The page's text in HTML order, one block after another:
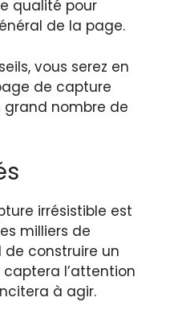
qualité pour
de la page.
vous serez en
de capture
grand nombre de
irrésistible est
milliers de
de construire un
captera l’attention
à agir.